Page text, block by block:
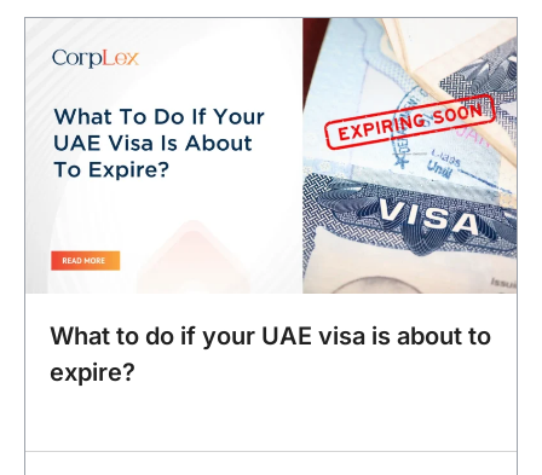
What to do if your UAE visa is about to
expire?